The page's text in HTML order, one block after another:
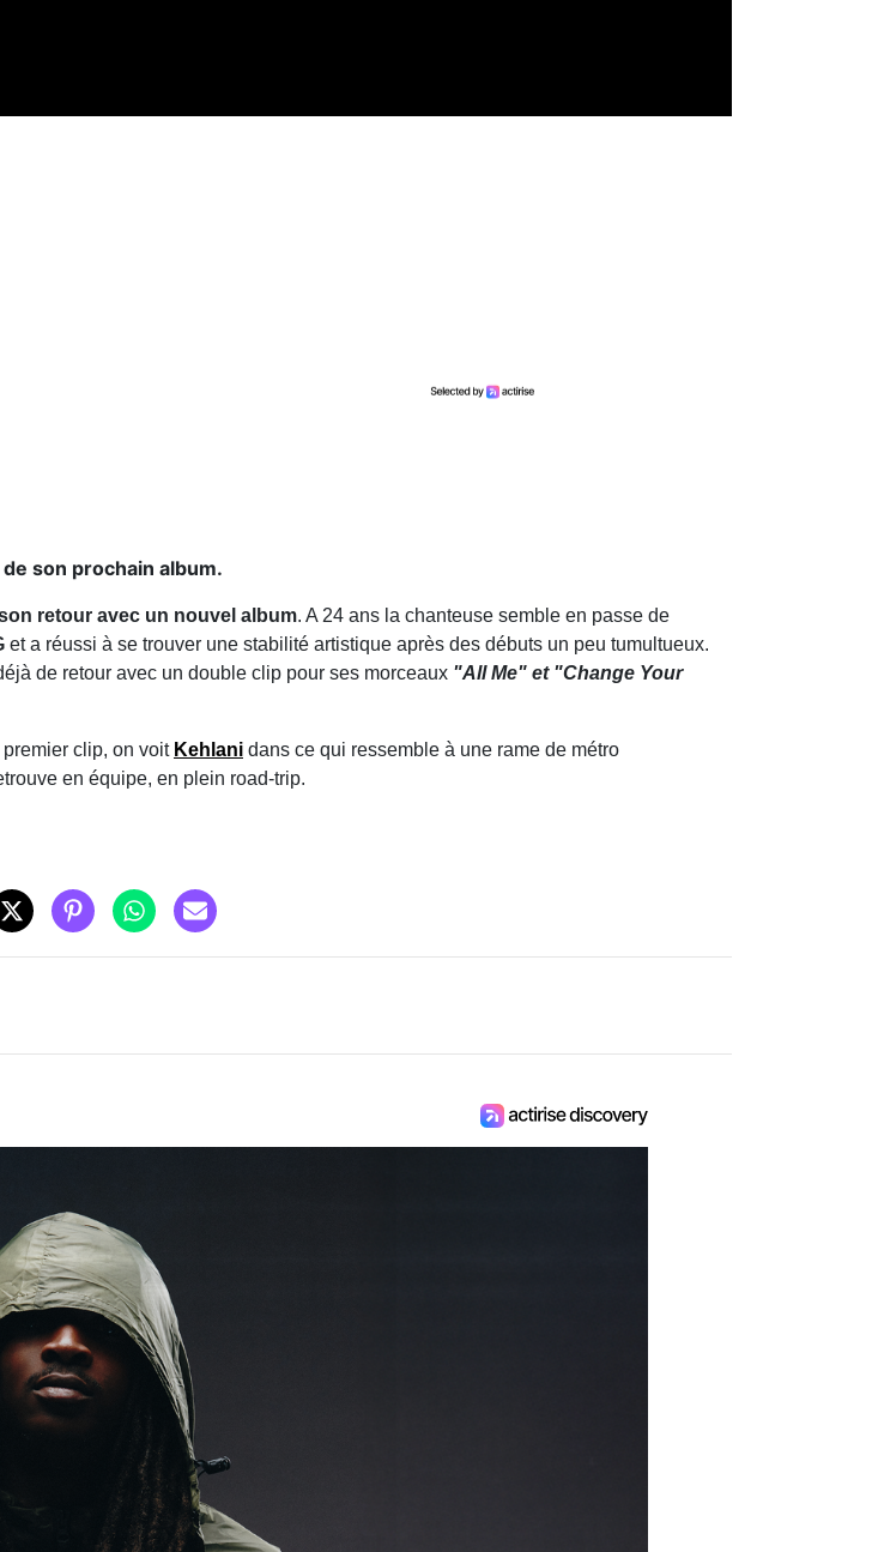
son prochain album.
retour avec un nouvel album. A 24 ans la chanteuse semble en passe de
et a réussi à se trouver une stabilité artistique après des débuts un peu tumultueux.
de retour avec un double clip pour ses morceaux "All Me" et "Change Your
clip, on voit Kehlani dans ce qui ressemble à une rame de métro
en équipe, en plein road-trip.